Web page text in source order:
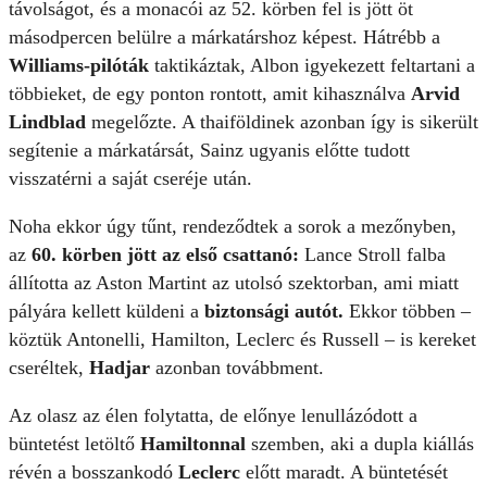
távolságot, és a monacói az 52. körben fel is jött öt
másodpercen belülre a márkatárshoz képest. Hátrébb a
Williams-pilóták taktikáztak, Albon igyekezett feltartani a
többieket, de egy ponton rontott, amit kihasználva Arvid
Lindblad megelőzte. A thaiföldinek azonban így is sikerült
segítenie a márkatársát, Sainz ugyanis előtte tudott
visszatérni a saját cseréje után.
Noha ekkor úgy tűnt, rendeződtek a sorok a mezőnyben,
az 60. körben jött az első csattanó: Lance Stroll falba
állította az Aston Martint az utolsó szektorban, ami miatt
pályára kellett küldeni a biztonsági autót. Ekkor többen –
köztük Antonelli, Hamilton, Leclerc és Russell – is kereket
cseréltek, Hadjar azonban továbbment.
Az olasz az élen folytatta, de előnye lenullázódott a
büntetést letöltő Hamiltonnal szemben, aki a dupla kiállás
révén a bosszankodó Leclerc előtt maradt. A büntetését